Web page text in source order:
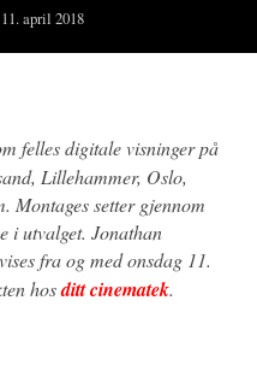
11. april 2018
felles digitale visninger på
Lillehammer, Oslo,
Montages setter gjennom
i utvalget. Jonathan
fra og med onsdag 11.
hosditt cinematek.